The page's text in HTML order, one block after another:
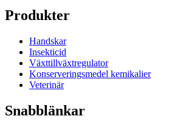
Produkter
Handskar
Insekticid
Växttillväxtregulator
Konserveringsmedel kemikalier
Veterinär
Snabblänkar